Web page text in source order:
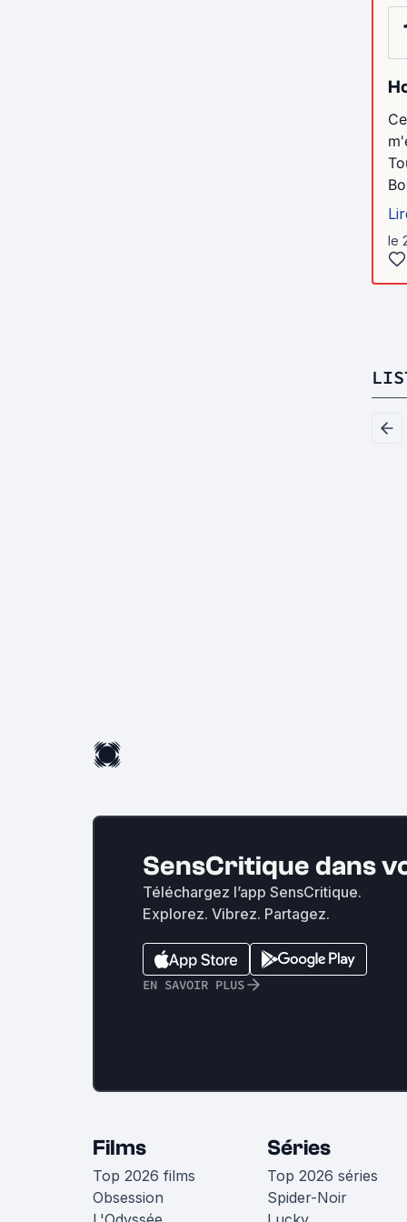
le
SensCritique dans
Téléchargez l’app SensCritique.
Explorez. Vibrez. Partagez.
EN SAVOIR PLUS
Films
Top 2026 films
Obsession
Séries
Top 2026 séries
Spider-Noir